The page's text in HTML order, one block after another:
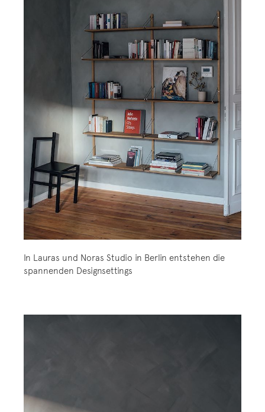
In Lauras und Noras Studio in Berlin entstehen die
spannenden Designsettings